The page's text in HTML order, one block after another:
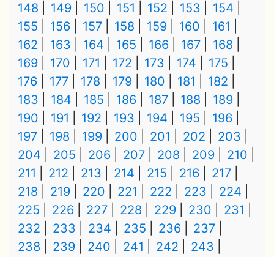
148
149 150 151 152 153
154
155
156 157 158 159 160
161
162
163 164 165 166 167
168
169
170 171 172 173 174
175
176
177 178 179 180 181
182
183
184 185 186 187 188
189
190
191 192 193 194 195
196
197
198 199 200 201 202
203
204
205 206 207 208 209
210
211
212 213 214 215 216
217
218
219 220 221 222 223
224
225
226 227 228 229 230
231
232
233 234 235 236
237
238
239 240 241 242
243